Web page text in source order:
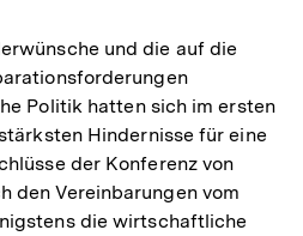
und die auf die
Politik hatten sich im ersten
Hindernisse für eine
der Konferenz von
den Vereinbarungen vom
die wirtschaftliche